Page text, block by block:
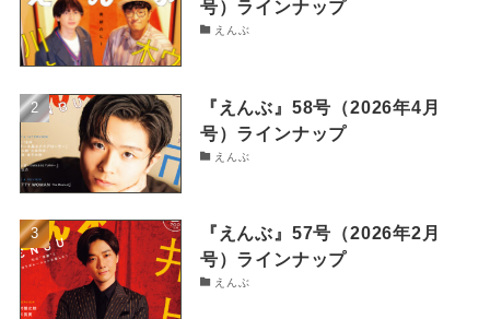
号）ラインナップ
えんぶ
『えんぶ』58号（2026年4月
号）ラインナップ
えんぶ
『えんぶ』57号（2026年2月
号）ラインナップ
えんぶ